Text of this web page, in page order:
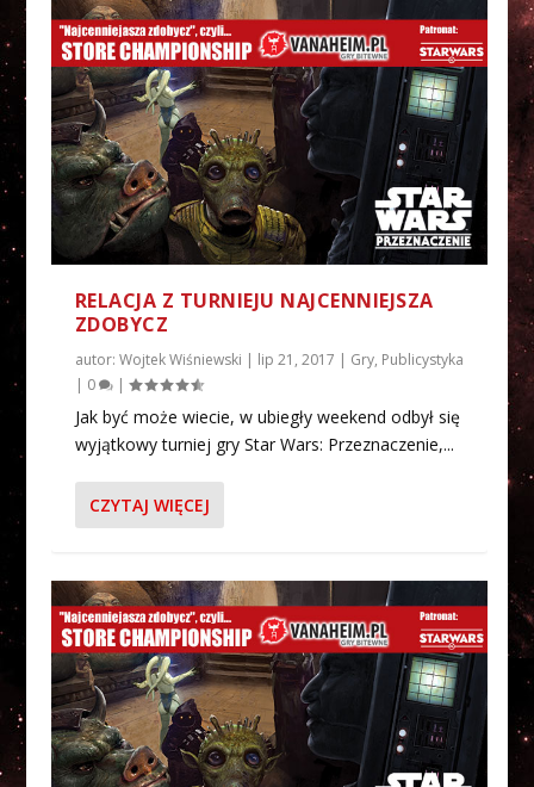
RELACJA Z TURNIEJU NAJCENNIEJSZA
ZDOBYCZ
autor: Wojtek Wiśniewski | lip 21, 2017 | Gry, Publicystyka
| 0 |
Jak być może wiecie, w ubiegły weekend odbył się
wyjątkowy turniej gry Star Wars: Przeznaczenie,...
CZYTAJ WIĘCEJ